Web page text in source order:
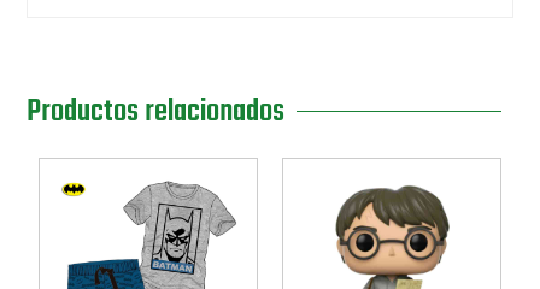
Productos relacionados